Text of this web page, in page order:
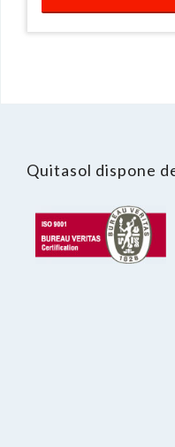
Quitasol dispone